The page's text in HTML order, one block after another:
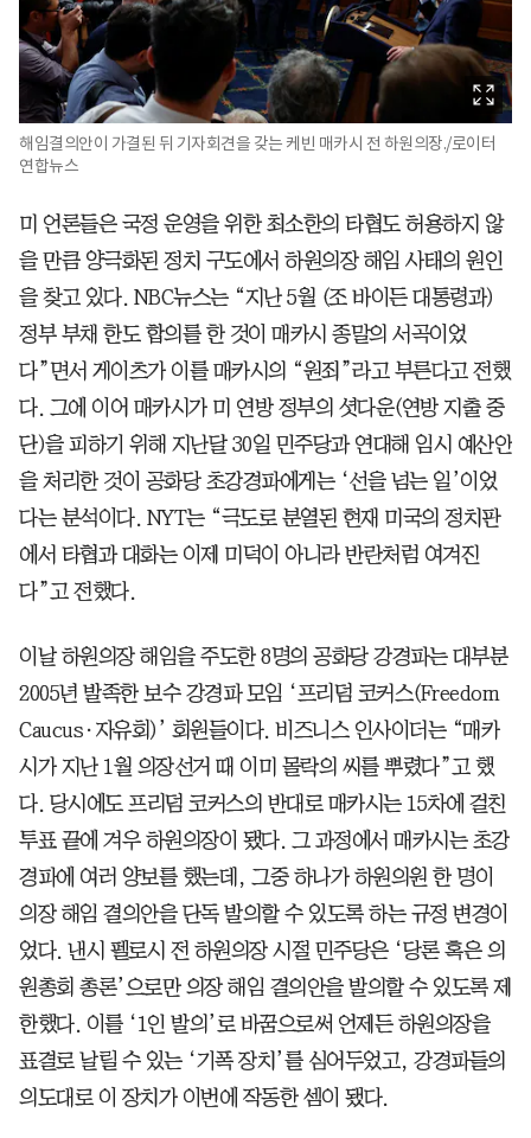
해임결의안이 가결된 뒤 기자회견을 갖는 케빈 매카시 전 하원의장./로이터
연합뉴스
미 언론들은 국정 운영을 위한 최소한의 타협도 허용하지 않
을 만큼 양극화된 정치 구도에서 하원의장 해임 사태의 원인
을 찾고 있다. NBC뉴스는 “지난 5월 (조 바이든 대통령과)
정부 부채 한도 합의를 한 것이 매카시 종말의 서곡이었
다”면서 게이츠가 이를 매카시의 “원죄”라고 부른다고 전했
다. 그에 이어 매카시가 미 연방 정부의 셧다운(연방 지출 중
단)을 피하기 위해 지난달 30일 민주당과 연대해 임시 예산안
을 처리한 것이 공화당 초강경파에게는 ‘선을 넘는 일’이었
다는 분석이다. NYT는 “극도로 분열된 현재 미국의 정치판
에서 타협과 대화는 이제 미덕이 아니라 반란처럼 여겨진
다”고 전했다.
이날 하원의장 해임을 주도한 8명의 공화당 강경파는 대부분
2005년 발족한 보수 강경파 모임 ‘프리덤 코커스(Freedom
Caucus·자유회)’ 회원들이다. 비즈니스 인사이더는 “매카
시가 지난 1월 의장선거 때 이미 몰락의 씨를 뿌렸다”고 했
다. 당시에도 프리덤 코커스의 반대로 매카시는 15차에 걸친
투표 끝에 겨우 하원의장이 됐다. 그 과정에서 매카시는 초강
경파에 여러 양보를 했는데, 그중 하나가 하원의원 한 명이
의장 해임 결의안을 단독 발의할 수 있도록 하는 규정 변경이
었다. 낸시 펠로시 전 하원의장 시절 민주당은 ‘당론 혹은 의
원총회 총론’으로만 의장 해임 결의안을 발의할 수 있도록 제
한했다. 이를 ‘1인 발의’로 바꿈으로써 언제든 하원의장을
표결로 날릴 수 있는 ‘기폭 장치’를 심어두었고, 강경파들의
의도대로 이 장치가 이번에 작동한 셈이 됐다.